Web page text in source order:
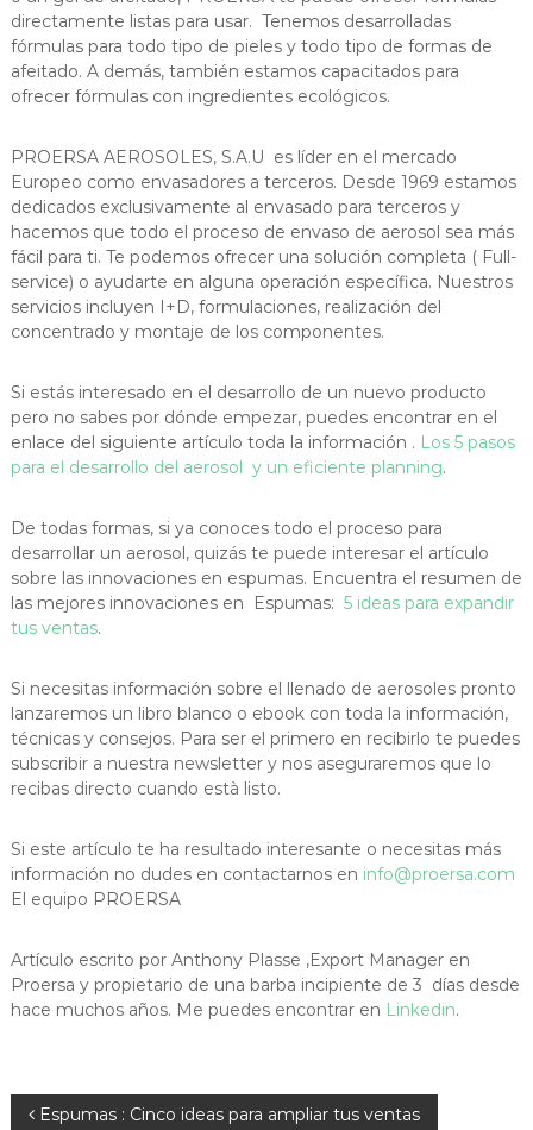
directamente listas para usar. Tenemos desarrolladas
fórmulas para todo tipo de pieles y todo tipo de formas de
afeitado. A demás, también estamos capacitados para
ofrecer fórmulas con ingredientes ecológicos.
PROERSA AEROSOLES, S.A.U es líder en el mercado
Europeo como envasadores a terceros. Desde 1969 estamos
dedicados exclusivamente al envasado para terceros y
hacemos que todo el proceso de envaso de aerosol sea más
fácil para ti. Te podemos ofrecer una solución completa ( Full-
service) o ayudarte en alguna operación específica. Nuestros
servicios incluyen I+D, formulaciones, realización del
concentrado y montaje de los componentes.
Si estás interesado en el desarrollo de un nuevo producto
pero no sabes por dónde empezar, puedes encontrar en el
enlace del siguiente artículo toda la información . Los 5 pasos
para el desarrollo del aerosol y un eficiente planning.
De todas formas, si ya conoces todo el proceso para
desarrollar un aerosol, quizás te puede interesar el artículo
sobre las innovaciones en espumas. Encuentra el resumen de
las mejores innovaciones en Espumas: 5 ideas para expandir
tus ventas.
Si necesitas información sobre el llenado de aerosoles pronto
lanzaremos un libro blanco o ebook con toda la información,
técnicas y consejos. Para ser el primero en recibirlo te puedes
subscribir a nuestra newsletter y nos aseguraremos que lo
recibas directo cuando està listo.
Si este artículo te ha resultado interesante o necesitas más
información no dudes en contactarnos en info@proersa.com
El equipo PROERSA
Artículo escrito por Anthony Plasse ,Export Manager en
Proersa y propietario de una barba incipiente de 3 días desde
hace muchos años. Me puedes encontrar en Linkedin.
Espumas : Cinco ideas para ampliar tus ventas